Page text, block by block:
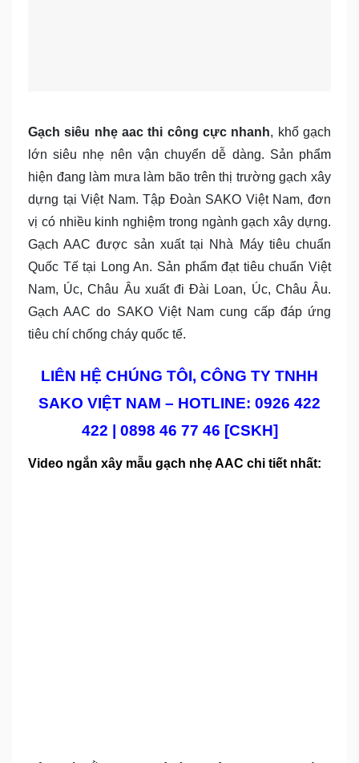
Gạch siêu nhẹ aac thi công cực nhanh, khổ gạch
lớn siêu nhẹ nên vận chuyển dễ dàng. Sản phẩm
hiện đang làm mưa làm bão trên thị trường gạch xây
dựng tại Việt Nam. Tập Đoàn SAKO Việt Nam, đơn
vị có nhiều kinh nghiệm trong ngành gạch xây dựng.
Gạch AAC được sản xuất tại Nhà Máy tiêu chuẩn
Quốc Tế tại Long An. Sản phẩm đạt tiêu chuẩn Việt
Nam, Úc, Châu Âu xuất đi Đài Loan, Úc, Châu Âu.
Gạch AAC do SAKO Việt Nam cung cấp đáp ứng
tiêu chí chống cháy quốc tế.
LIÊN HỆ CHÚNG TÔI, CÔNG TY TNHH
SAKO VIỆT NAM – HOTLINE: 0926 422
422 | 0898 46 77 46 [CSKH]
Video ngắn xây mẫu gạch nhẹ AAC chi tiết nhất: